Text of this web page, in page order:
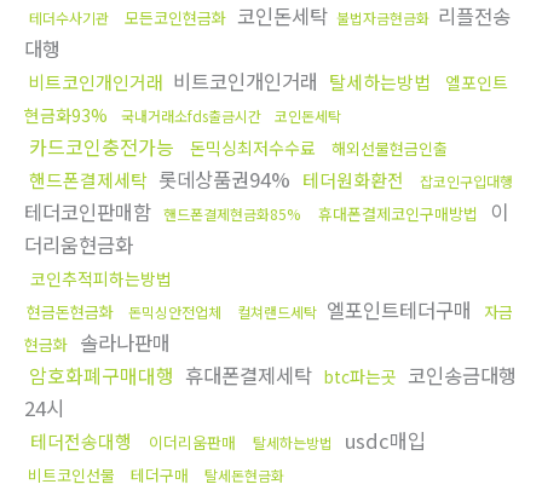
테더수사기관 모든코인현금화 코인돈세탁 불법자금현금화 리플전송
대행
비트코인개인거래 비트코인개인거래 탈세하는방법
엘포인트
현금화93%
국내거래소fds출금시간 코인돈세탁
카드코인충전가능 돈믹싱최저수수료 해외선물현금인출
핸드폰결제세탁 롯데상품권94% 테더원화환전 잡코인구입대행
테더코인판매함 핸드폰결제현금화85% 휴대폰결제코인구매방법
이
더리움현금화
코인추적피하는방법
현금돈현금화 돈믹싱안전업체 컬쳐랜드세탁 엘포인트테더구매
자금
현금화 솔라나판매
암호화폐구매대행 휴대폰결제세탁 btc파는곳 코인송금대행
24시
테더전송대행 이더리움판매 탈세하는방법 usdc매입
비트코인선물 테더구매 탈세돈현금화